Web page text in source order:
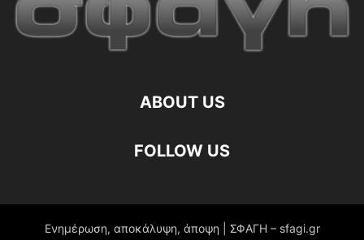
ABOUT US
FOLLOW US
Ενημέρωση, αποκάλυψη, άποψη | ΣΦΑΓΗ – sfagi.gr